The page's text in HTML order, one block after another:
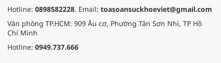
Hotline: 0898582228. Email: toasoansuckhoeviet@gmail.com
Văn phòng TP.HCM: 909 Âu cơ, Phường Tân Sơn Nhì, TP Hồ
Chí Minh
Hotline: 0949.737.666